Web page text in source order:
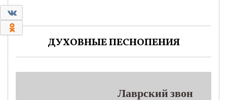
0
ДУХОВНЫЕ ПЕСНОПЕНИЯ
Лаврский звон